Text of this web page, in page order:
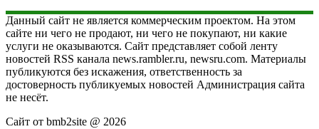
Данный сайт не является коммерческим проектом. На этом
сайте ни чего не продают, ни чего не покупают, ни какие
услуги не оказываются. Сайт представляет собой ленту
новостей RSS канала news.rambler.ru, newsru.com. Материалы
публикуются без искажения, ответственность за
достоверность публикуемых новостей Администрация сайта
не несёт.
Сайт от bmb2site @ 2026